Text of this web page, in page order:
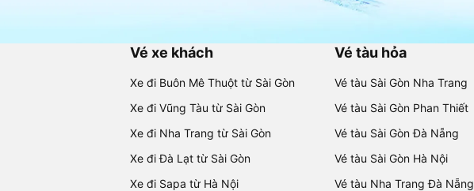
Vé xe khách
Xe đi Buôn Mê Thuột từ Sài Gòn
Xe đi Vũng Tàu từ Sài Gòn
Xe đi Nha Trang từ Sài Gòn
Xe đi Đà Lạt từ Sài Gòn
Xe đi Sapa từ Hà Nội
Vé tàu hỏa
Vé tàu Sài Gòn Nha Trang
Vé tàu Sài Gòn Phan Thiết
Vé tàu Sài Gòn Đà Nẵng
Vé tàu Sài Gòn Hà Nội
Vé tàu Nha Trang Đà Nẵng